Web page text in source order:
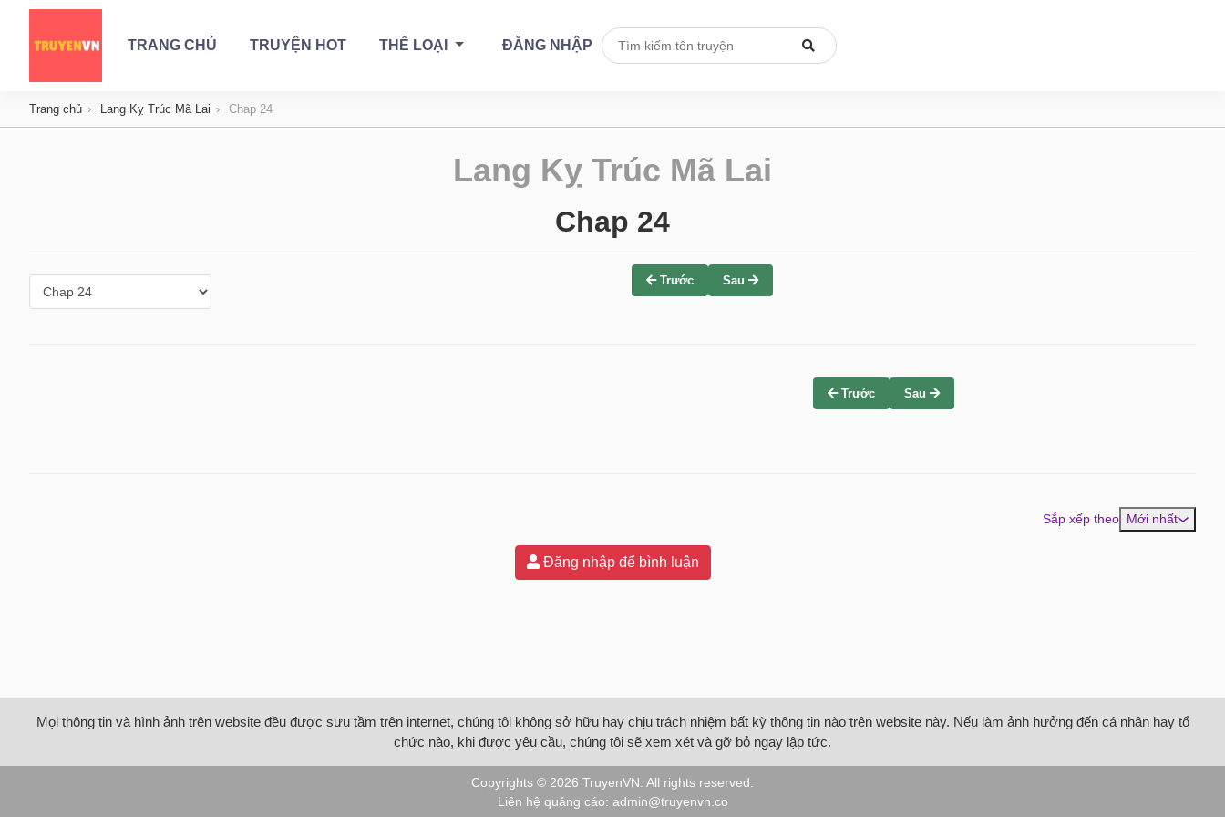
TRANG CHỦ TRUYỆN HOT THỂ LOẠI ĐĂNG NHẬP
Trang chủ Lang Kỵ Trúc Mã Lai Chap 24
Lang Kỵ Trúc Mã Lai
Chap 24
Trước Sau
Trước Sau
Sắp xếp theo Mới nhất
Đăng nhập để bình luận
Mọi thông tin và hình ảnh trên website đều được sưu tầm trên internet, chúng tôi không sở hữu hay chịu trách nhiệm bất kỳ thông tin nào trên website này. Nếu làm ảnh hưởng đến cá nhân hay tổ
chức nào, khi được yêu cầu, chúng tôi sẽ xem xét và gỡ bỏ ngay lập tức.
Copyrights © 2026 TruyenVN . All rights reserved.
Liên hệ quảng cáo: admin@truyenvn.co